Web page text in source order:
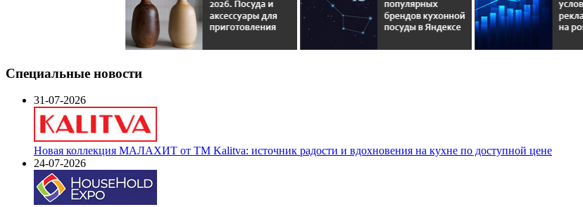
Специальные новости
31-07-2026
Новая коллекция МАЛАХИТ от ТМ Kalitva: источник радости и вдохновения на кухне по доступной цене
24-07-2026